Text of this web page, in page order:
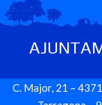
C. Major, 21 –